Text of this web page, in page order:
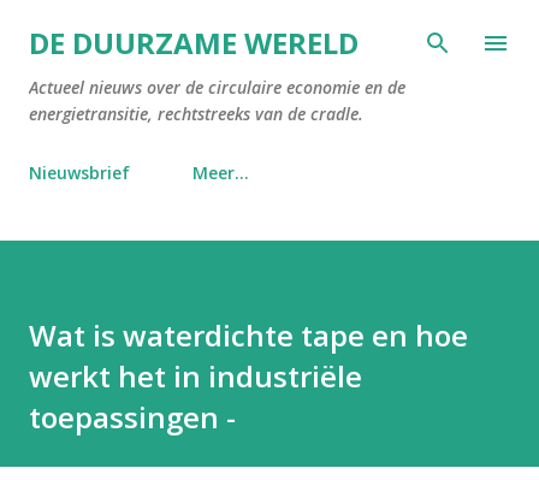
Doorgaan naar hoofdcontent
DE DUURZAME WERELD
Actueel nieuws over de circulaire economie en de
energietransitie, rechtstreeks van de cradle.
Nieuwsbrief Meer…
Wat is waterdichte tape en hoe
werkt het in industriële
toepassingen -